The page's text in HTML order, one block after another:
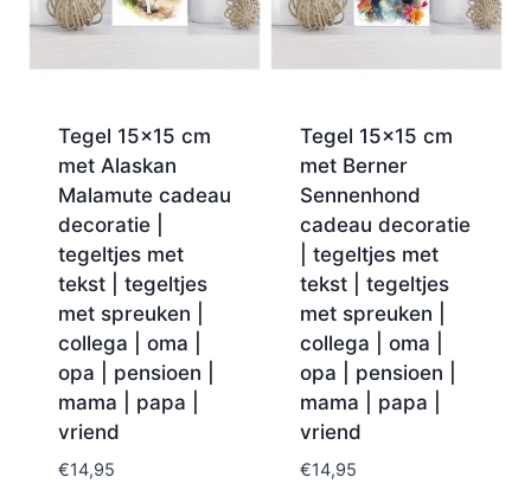
Tegel 15×15 cm
met Alaskan
Malamute cadeau
decoratie |
tegeltjes met
tekst | tegeltjes
met spreuken |
collega | oma |
opa | pensioen |
mama | papa |
vriend
€14,95
Tegel 15×15 cm
met Berner
Sennenhond
cadeau decoratie
| tegeltjes met
tekst | tegeltjes
met spreuken |
collega | oma |
opa | pensioen |
mama | papa |
vriend
€14,95